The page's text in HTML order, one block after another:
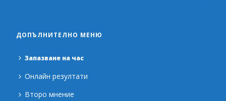
ДОПЪЛНИТЕЛНО МЕНЮ
Запазване на час
Онлайн резултати
Второ мнение